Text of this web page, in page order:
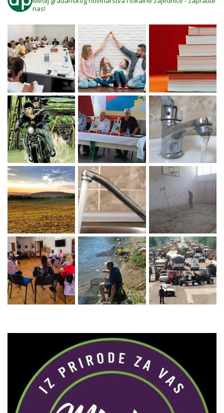
nas!